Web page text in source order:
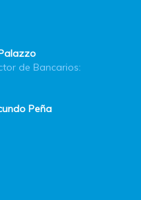
de Bancarios:
Peña